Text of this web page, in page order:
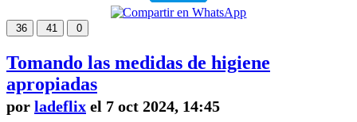
36 41 0
Tomando las medidas de higiene
apropiadas
por ladeflix el 7 oct 2024, 14:45